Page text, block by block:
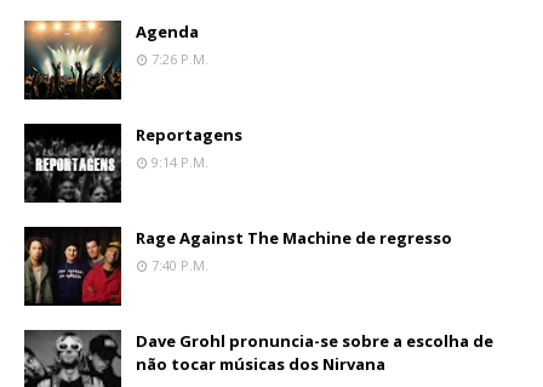
Agenda
7:26 P.m.
Reportagens
9:14 P.m.
Rage Against The Machine de regresso
7:40 P.m.
Dave Grohl pronuncia-se sobre a escolha de
não tocar músicas dos Nirvana